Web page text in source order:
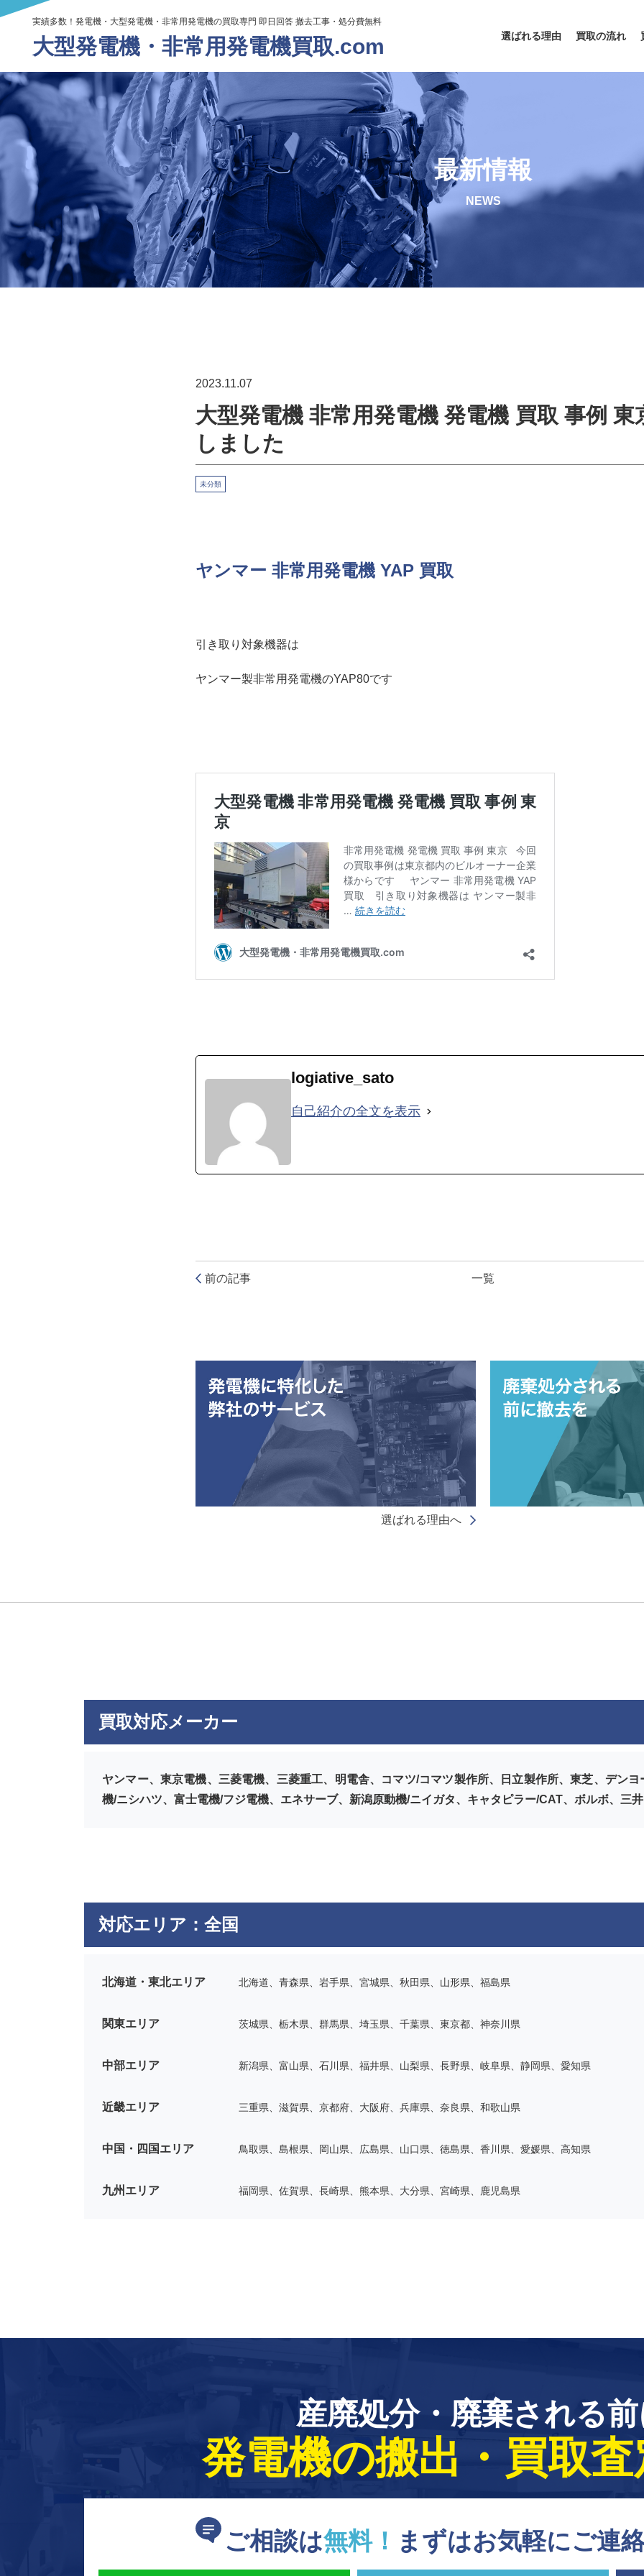
実績多数！発電機・大型発電機・非常用発電機の買取専門 即日回答 撤去工事・処分費無料
大型発電機・ 非常用発電機買取.com 選ばれる理由 買取の流れ
最新情報
NEWS
2023.11.07
大型発電機 非常用発電機 発電機 買取 事例 東
しました
未分類
ヤンマー 非常用発電機 YAP 買取
引き取り対象機器は
ヤンマー製非常用発電機のYAP80です
logiative_sato
自己紹介の全文を表示
前の記事 一覧
選ばれる理由へ
買取対応メーカー
ヤンマー、東京電機、三菱電機、三菱重工、明電舎、コマツ/コマツ製作所、日立製作所、東芝、デン
機/ニシハツ、富士電機/フジ電機、エネサーブ、新潟原動機/ニイガタ、キャタピラー/CAT、ボルボ、三
対応エリア：全国
北海道・東北エリア 北海道、青森県、岩手県、宮城県、秋田県、山形県、福島県
関東エリア 茨城県、栃木県、群馬県、埼玉県、千葉県、東京都、神奈川県
中部エリア 新潟県、富山県、石川県、福井県、山梨県、長野県、岐阜県、静岡県、愛知県
近畿エリア 三重県、滋賀県、京都府、大阪府、兵庫県、奈良県、和歌山県
中国・四国エリア 鳥取県、島根県、岡山県、広島県、山口県、徳島県、香川県、愛媛県、高知県
九州エリア 福岡県、佐賀県、長崎県、熊本県、大分県、宮崎県、鹿児島県
産廃処分・廃棄される
発電機の搬出・買取
ご相談は無料！ まずはお気軽にご連